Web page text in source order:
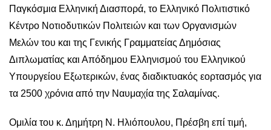
Παγκόσμια Ελληνική Διασπορά, το Ελληνικό Πολιτιστικό
Κέντρο Νοτιοδυτικών Πολιτειών και των Οργανισμών
Μελών του και της Γενικής Γραμματείας Δημόσιας
Διπλωματίας και Απόδημου Ελληνισμού του Ελληνικού
Υπουργείου Εξωτερικών, ένας διαδικτυακός εορτασμός για
τα 2500 χρόνια από την Ναυμαχία της Σαλαμίνας.
Ομιλία του κ. Δημήτρη Ν. Ηλιόπουλου, Πρέσβη επί τιμή,